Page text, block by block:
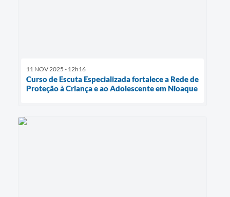
11 NOV 2025 - 12h16
Curso de Escuta Especializada fortalece a Rede de
Proteção à Criança e ao Adolescente em Nioaque